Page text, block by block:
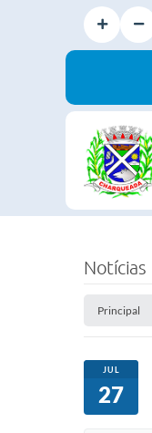
Notícias
Principal
JUL
27